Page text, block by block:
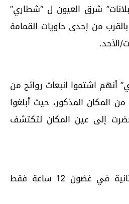
شرق العيون ل “شطاري”
من إحدى حاويات القمامة
الأحد.
أنهم اشتموا انبعاث روائح من
المكان المذكور، حيث أبلغوا
حضرت إلى عين المكان لتكتشف
وتعتبر هذه الحادثة الثانية في غضون 12 ساعة فقط